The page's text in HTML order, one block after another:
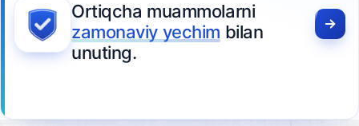
Ortiqcha muammolarni
zamonaviy yechim bilan
unuting.